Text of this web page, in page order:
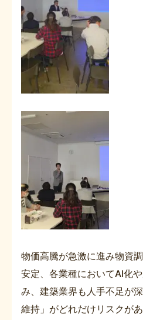
物価高騰が急激に進み物資
安定、各業種においてAI化
み、建築業界も人手不足が
維持」がどれだけリスクが